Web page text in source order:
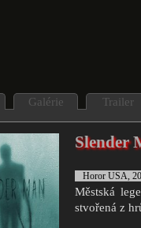
Galérie Trailer
Slender
Horor USA,
Městská
stvořená z